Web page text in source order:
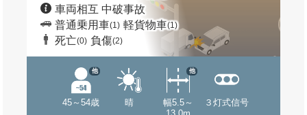
車両相互 中破事故
普通乗用車(1) 軽貨物車(1)
死亡(0) 負傷(2)
45～54歳
他
晴
幅5.5～
他
３灯式信号